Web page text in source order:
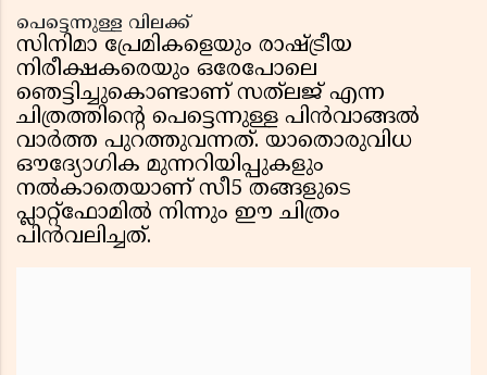
പെട്ടെന്നുള്ള വിലക്ക്
സിനിമാ പ്രേമികളെയും രാഷ്ട്രീയ
നിരീക്ഷകരെയും ഒരേപോലെ
ഞെട്ടിച്ചുകൊണ്ടാണ് സത്‌ലജ് എന്ന
ചിത്രത്തിന്റെ പെട്ടെന്നുള്ള പിൻവാങ്ങൽ
വാർത്ത പുറത്തുവന്നത്. യാതൊരുവിധ
ഔദ്യോഗിക മുന്നറിയിപ്പുകളും
നൽകാതെയാണ് സീ5 തങ്ങളുടെ
പ്ലാറ്റ്‌ഫോമിൽ നിന്നും ഈ ചിത്രം
പിൻവലിച്ചത്.